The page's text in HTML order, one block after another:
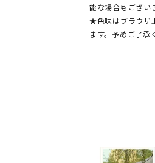
能な場合もござい
★色味はブラウザ
ます。予めご了承